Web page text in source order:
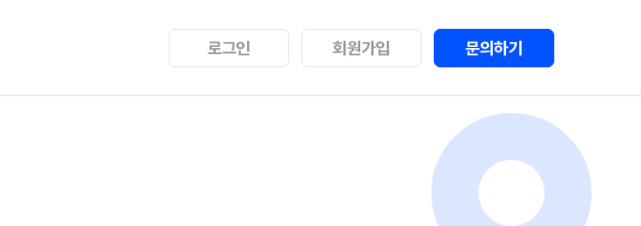
로그인 회원가입 문의하기